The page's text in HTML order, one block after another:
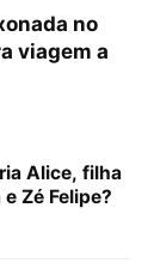
no
viagem a
Alice, filha
Zé Felipe?